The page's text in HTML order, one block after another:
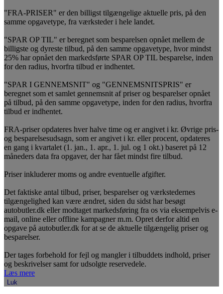
"FRA-PRISER" er den billigst tilgængelige aktuelle pris, på den
samme opgavetype, fra værksteder i hele landet.
"SPAR OP TIL" er beregnet som besparelsen opnået mellem de
billigste og dyreste tilbud, på den samme opgavetype, hvor mindst
25% har opnået den markedsførte SPAR OP TIL besparelse, inden
for den radius, hvorfra tilbud er indhentet.
"SPAR I GENNEMSNIT" og "GENNEMSNITSPRIS" er
beregnet som et samlet gennemsnit af priser og besparelser opnået
på tilbud, på den samme opgavetype, inden for den radius, hvorfra
tilbud er indhentet.
FRA-priser opdateres hver halve time og er angivet i kr. Øvrige pris-
og besparelsesudsagn, som er angivet i kr. eller procent, opdateres
en gang i kvartalet (1. jan., 1. apr., 1. jul. og 1 okt.) baseret på 12
måneders data fra opgaver, der har fået mindst fire tilbud.
Priser inkluderer moms og andre eventuelle afgifter.
Det faktiske antal tilbud, priser, besparelser og værkstedernes
tilgængelighed kan være ændret, siden du sidst har besøgt
autobutler.dk eller modtaget markedsføring fra os via eksempelvis e-
mail, online eller offline kampagner m.m. Opret derfor altid en
opgave på autobutler.dk for at se de aktuelle tilgængelig priser og
besparelser.
Der tages forbehold for fejl og mangler i tilbuddets indhold, priser
og beskrivelser samt for udsolgte reservedele.
Læs mere
Luk